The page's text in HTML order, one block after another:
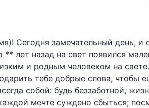
Сегодня замечательный день, и
** лет назад на свет появился
и родным человеком на
тебе добрые слова, чтобы
собой: будь беззаботной,
мечте суждено сбыться;